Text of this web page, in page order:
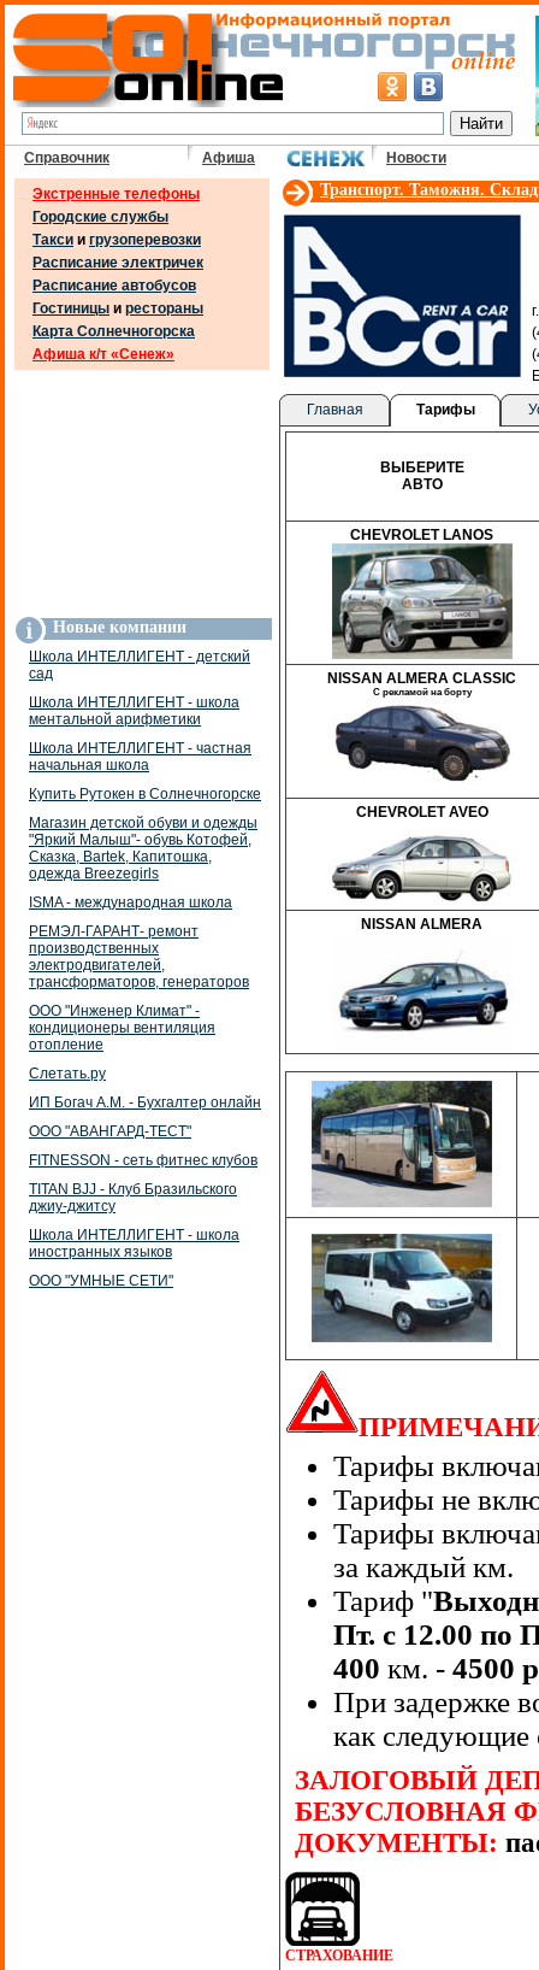
Справочник Афиша Новости
Экстренные телефоны
Городские службы
Такси и грузоперевозки
Расписание электричек
Расписание автобусов
Гостиницы и рестораны
Карта Солнечногорска
Афиша к/т «Сенеж»
Новые компании
Школа ИНТЕЛЛИГЕНТ - детский
сад
Школа ИНТЕЛЛИГЕНТ - школа
ментальной арифметики
Школа ИНТЕЛЛИГЕНТ - частная
начальная школа
Купить Рутокен в Солнечногорске
Магазин детской обуви и одежды
"Яркий Малыш"- обувь Котофей,
Сказка, Bartek, Капитошка,
одежда Breezegirls
ISMA - международная школа
РЕМЭЛ-ГАРАНТ- ремонт
производственных
электродвигателей,
трансформаторов, генераторов
ООО "Инженер Климат" -
кондиционеры вентиляция
отопление
Слетать.ру
ИП Богач А.М. - Бухгалтер онлайн
ООО "АВАНГАРД-ТЕСТ"
FITNESSON - сеть фитнес клубов
TITAN BJJ - Клуб Бразильского
джиу-джитсу
Школа ИНТЕЛЛИГЕНТ - школа
иностранных языков
ООО "УМНЫЕ СЕТИ"
Транспорт. Таможня.
Главная
Тарифы
ВЫБЕРИТЕ
АВТО
CHEVROLET LANOS
NISSAN ALMERA CLASSIC
С рекламой на борту
CHEVROLET AVEO
NISSAN ALMERA
Тарифы
Тарифы не
Тарифы
за каждый км.
Тариф "
Пт. с 12.00 по
400 км. - 4500
При задержке
как следующие
ЗАЛОГОВЫЙ
БЕЗУСЛОВНАЯ
ДОКУМЕНТЫ:
СТРАХОВАНИЕ